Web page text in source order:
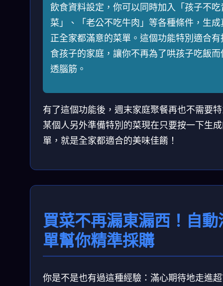
飲食資料設定，你可以同時加入「孩子不吃
菜」、「老公不吃牛肉」等各種條件，生成
正全家都滿意的菜單。這個功能特別適合有
食孩子的家庭，讓你不再為了哄孩子吃飯而
透腦筋。
有了這個功能後，週末家庭聚餐再也不需要
某個人另外準備特別的菜現在只要按一下生
單，就是全家都適合的美味佳餚！
買菜不再漏東漏西！自動
單幫你精準採購
你是不是也有過這種經驗：滿心期待地走進